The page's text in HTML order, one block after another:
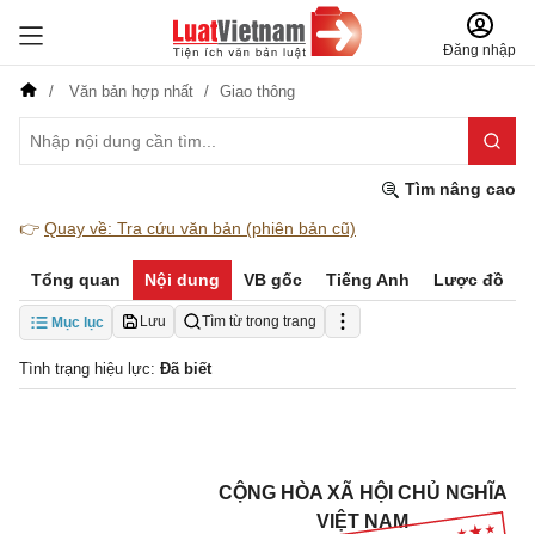
Đăng nhập
Văn bản hợp nhất Giao thông
Tìm nâng cao
👉 Quay về: Tra cứu văn bản (phiên bản cũ)
Tổng quan Nội dung VB gốc Tiếng Anh Lược đồ
Mục lục Lưu Tìm từ trong trang
Tình trạng hiệu lực: Đã biết
CỘNG HÒA XÃ HỘI CHỦ NGHĨA
VIỆT NAM